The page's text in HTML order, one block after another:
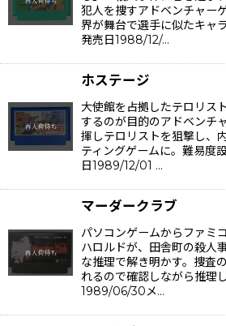
犯人を捜すアドベンチャー
界が舞台で選手に似たキャ
発売日1988/12/…
ホステージ
大使館を占拠したテロリス
するのが目的のアドベンチ
揮しテロリストを狙撃し、
ティングゲームに。難易度
日1989/12/01 …
マーダークラブ
パソコンゲームからファミ
ハロルドが、田舎町の殺人
な推理で解き明かす。捜査
れるので確認しながら推理
1989/06/30メ…